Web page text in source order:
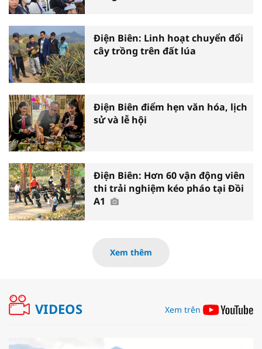
Điện Biên: Linh hoạt chuyển đổi
cây trồng trên đất lúa
Điện Biên điểm hẹn văn hóa, lịch
sử và lễ hội
Điện Biên: Hơn 60 vận động viên
thi trải nghiệm kéo pháo tại Đồi
A1
Xem thêm
VIDEOS Xem trên